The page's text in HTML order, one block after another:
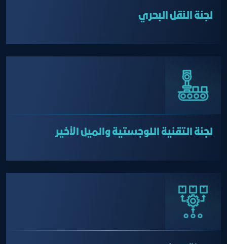
لجنة النقل البحري
لجنة التقنية اللوجستية والميل الأخير